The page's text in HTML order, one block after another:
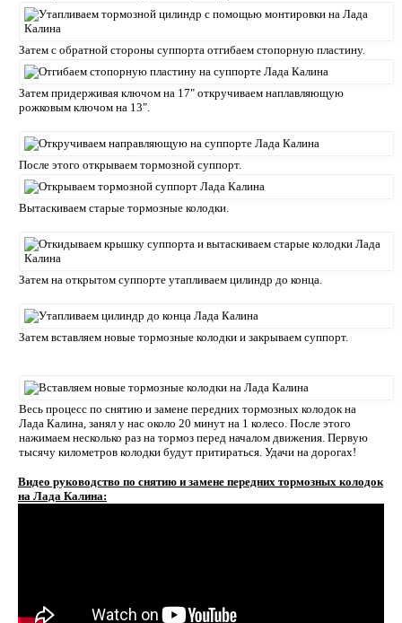
Затем с обратной стороны суппорта отгибаем стопорную пластину.
Затем придерживая ключом на 17" откручиваем наплавляющую
рожковым ключом на 13".
После этого открываем тормозной суппорт.
Вытаскиваем старые тормозные колодки.
Затем на открытом суппорте утапливаем цилиндр до конца.
Затем вставляем новые тормозные колодки и закрываем суппорт.
Весь процесс по снятию и замене передних тормозных колодок на
Лада Калина, занял у нас около 20 минут на 1 колесо. После этого
нажимаем несколько раз на тормоз перед началом движения. Первую
тысячу километров колодки будут притираться. Удачи на дорогах!
Видео руководство по снятию и замене передних тормозных колодок
на Лада Калина: